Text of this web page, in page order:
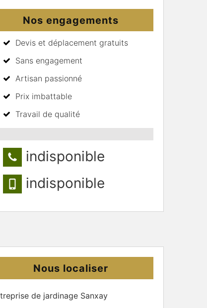
Nos engagements
Devis et déplacement gratuits
Sans engagement
Artisan passionné
Prix imbattable
Travail de qualité
indisponible
indisponible
Nous localiser
de jardinage Sanxay